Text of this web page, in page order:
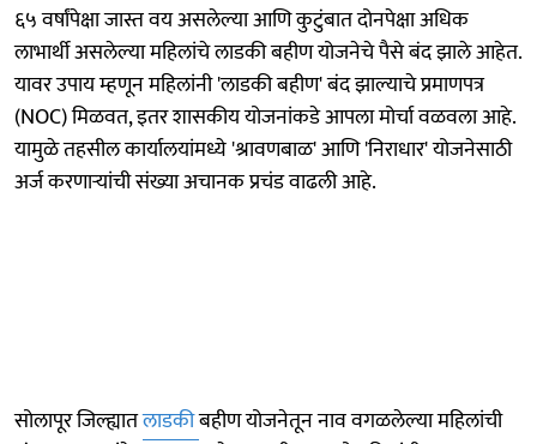
६५ वर्षांपेक्षा जास्त वय असलेल्या आणि कुटुंबात दोनपेक्षा अधिक
लाभार्थी असलेल्या महिलांचे लाडकी बहीण योजनेचे पैसे बंद झाले आहेत.
यावर उपाय म्हणून महिलांनी 'लाडकी बहीण' बंद झाल्याचे प्रमाणपत्र
(NOC) मिळवत, इतर शासकीय योजनांकडे आपला मोर्चा वळवला आहे.
यामुळे तहसील कार्यालयांमध्ये 'श्रावणबाळ' आणि 'निराधार' योजनेसाठी
अर्ज करणाऱ्यांची संख्या अचानक प्रचंड वाढली आहे.
सोलापूर जिल्ह्यातलाडकीबहीण योजनेतून नाव वगळलेल्या महिलांची